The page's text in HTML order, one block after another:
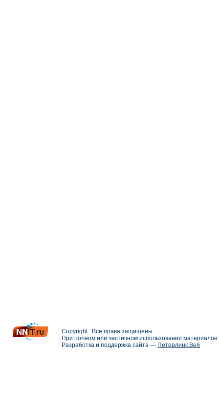
Copyright . Все права защищены
При полном или частичном использовании
Разработка и поддержка сайта — Петерлинк Веб